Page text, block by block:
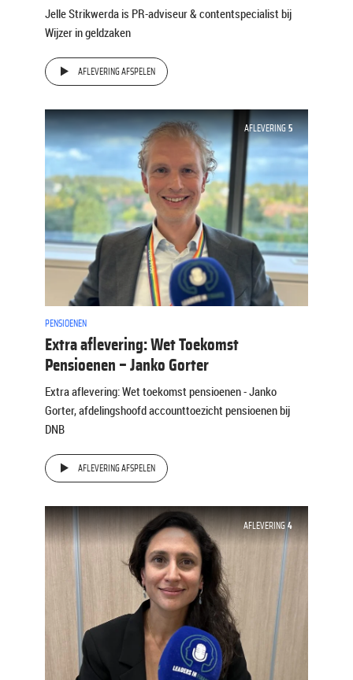
Jelle Strikwerda is PR-adviseur & contentspecialist bij
Wijzer in geldzaken
AFLEVERING AFSPELEN
AFLEVERING 5
PENSIOENEN
Extra aflevering: Wet Toekomst
Pensioenen – Janko Gorter
Extra aflevering: Wet toekomst pensioenen - Janko
Gorter, afdelingshoofd accounttoezicht pensioenen bij
DNB
AFLEVERING AFSPELEN
AFLEVERING 4